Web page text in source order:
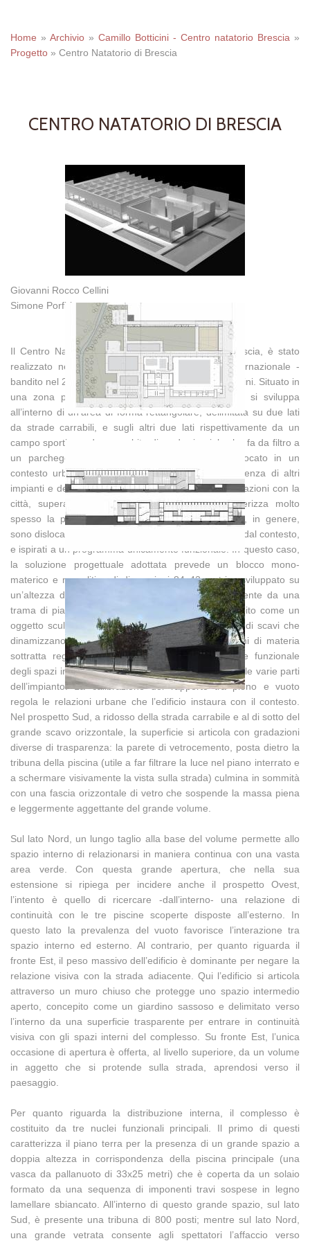
Home » Archivio » Camillo Botticini - Centro natatorio Brescia »
Progetto » Centro Natatorio di Brescia
CENTRO NATATORIO DI BRESCIA
Giovanni Rocco Cellini
Simone Porfiri
Il Centro Natatorio, nel quartiere Mompiano di Brescia, è stato
realizzato nel 2013 a seguito di un concorso internazionale -
bandito nel 2005- e vinto dall’architetto Camillo Botticini. Situato in
una zona periferica a Nord della città, l’impianto si sviluppa
all’interno di un’area di forma rettangolare, delimitata su due lati
da strade carrabili, e sugli altri due lati rispettivamente da un
campo sportivo e da un ambito di verde ripariale che fa da filtro a
un parcheggio. Il Centro Natatorio, essendo collocato in un
contesto urbano a vocazione sportiva -per la presenza di altri
impianti e del vicino stadio da calcio- ricerca forti relazioni con la
città, superando quella logica atopica che caratterizza molto
spesso la progettazione degli impianti sportivi che, in genere,
sono dislocati indifferentemente nelle città, svincolati dal contesto,
e ispirati a un programma unicamente funzionale. In questo caso,
la soluzione progettuale adottata prevede un blocco mono-
materico e monolitico di dimensioni 84x42 metri e sviluppato su
un’altezza di 9 metri. Il volume, rivestito esternamente da una
trama di piastrelle in klinker brunito, è stato concepito come un
oggetto scultoreo, la cui forma è segnata da profondi scavi che
dinamizzano la percezione dello spazio. Le porzioni di materia
sottratta regolano l’illuminazione e l’organizzazione funzionale
degli spazi interni, generando trasversalità visuali tra le varie parti
dell’impianto. La calibrazione del rapporto tra pieno e vuoto
regola le relazioni urbane che l’edificio instaura con il contesto.
Nel prospetto Sud, a ridosso della strada carrabile e al di sotto del
grande scavo orizzontale, la superficie si articola con gradazioni
diverse di trasparenza: la parete di vetrocemento, posta dietro la
tribuna della piscina (utile a far filtrare la luce nel piano interrato e
a schermare visivamente la vista sulla strada) culmina in sommità
con una fascia orizzontale di vetro che sospende la massa piena
e leggermente aggettante del grande volume.
Sul lato Nord, un lungo taglio alla base del volume permette allo
spazio interno di relazionarsi in maniera continua con una vasta
area verde. Con questa grande apertura, che nella sua
estensione si ripiega per incidere anche il prospetto Ovest,
l’intento è quello di ricercare -dall’interno- una relazione di
continuità con le tre piscine scoperte disposte all’esterno. In
questo lato la prevalenza del vuoto favorisce l’interazione tra
spazio interno ed esterno. Al contrario, per quanto riguarda il
fronte Est, il peso massivo dell’edificio è dominante per negare la
relazione visiva con la strada adiacente. Qui l’edificio si articola
attraverso un muro chiuso che protegge uno spazio intermedio
aperto, concepito come un giardino sassoso e delimitato verso
l’interno da una superficie trasparente per entrare in continuità
visiva con gli spazi interni del complesso. Su fronte Est, l’unica
occasione di apertura è offerta, al livello superiore, da un volume
in aggetto che si protende sulla strada, aprendosi verso il
paesaggio.
Per quanto riguarda la distribuzione interna, il complesso è
costituito da tre nuclei funzionali principali. Il primo di questi
caratterizza il piano terra per la presenza di un grande spazio a
doppia altezza in corrispondenza della piscina principale (una
vasca da pallanuoto di 33x25 metri) che è coperta da un solaio
formato da una sequenza di imponenti travi sospese in legno
lamellare sbiancato. All’interno di questo grande spazio, sul lato
Sud, è presente una tribuna di 800 posti; mentre sul lato Nord,
una grande vetrata consente agli spettatori l’affaccio verso